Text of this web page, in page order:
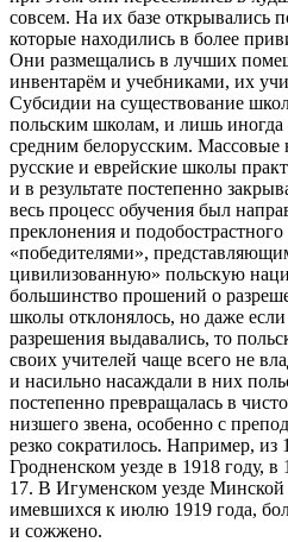
совсем. На их базе открывались
которые находились в более
Они размещались в лучших
инвентарём и учебниками, их
Субсидии на существование
польским школам, и лишь
средним белорусским. Массовые
русские и еврейские школы
и в результате постепенно
весь процесс обучения был
преклонения и
«победителями»,
цивилизованную» польскую
большинство прошений о
школы отклонялось, но даже
разрешения выдавались, то
своих учителей чаще всего не
и насильно насаждали в них
постепенно превращалась в
низшего звена, особенно с
резко сократилось. Например,
Гродненском уезде в 1918 году, в
17. В Игуменском уезде
имевшихся к июлю 1919 года,
и сожжено.